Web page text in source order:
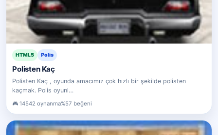
HTML5 Polis
Polisten Kaç
Polisten Kaç , oyunda amacımız çok hızlı bir şekilde polisten
kaçmak. Polis oyunl…
14542 oynanma%57 beğeni